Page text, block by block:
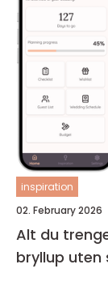
inspiration
02. February 2026
Alt du
bryllup uten